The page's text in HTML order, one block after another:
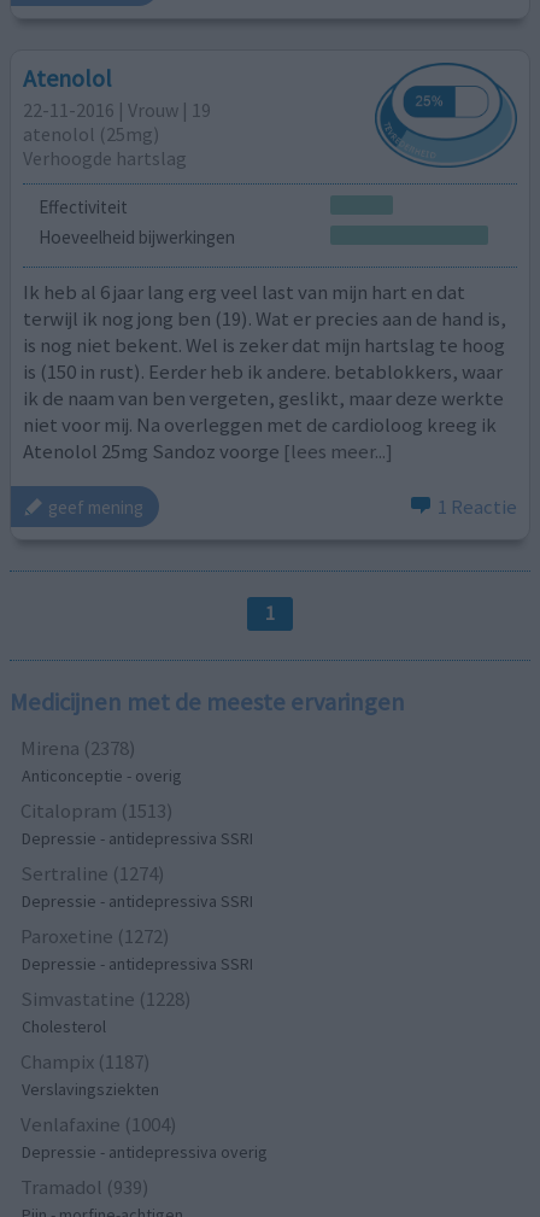
Atenolol
22-11-2016 | Vrouw | 19
atenolol (25mg)
Verhoogde hartslag
Effectiviteit
Hoeveelheid bijwerkingen
Ik heb al 6 jaar lang erg veel last van mijn hart en dat
terwijl ik nog jong ben (19). Wat er precies aan de hand is,
is nog niet bekent. Wel is zeker dat mijn hartslag te hoog
is (150 in rust). Eerder heb ik andere. betablokkers, waar
ik de naam van ben vergeten, geslikt, maar deze werkte
niet voor mij. Na overleggen met de cardioloog kreeg ik
Atenolol 25mg Sandoz voorge [lees meer...]
geef mening 1 Reactie
1
Medicijnen met de meeste ervaringen
Mirena (2378)
Anticonceptie - overig
Citalopram (1513)
Depressie - antidepressiva SSRI
Sertraline (1274)
Depressie - antidepressiva SSRI
Paroxetine (1272)
Depressie - antidepressiva SSRI
Simvastatine (1228)
Cholesterol
Champix (1187)
Verslavingsziekten
Venlafaxine (1004)
Depressie - antidepressiva overig
Tramadol (939)